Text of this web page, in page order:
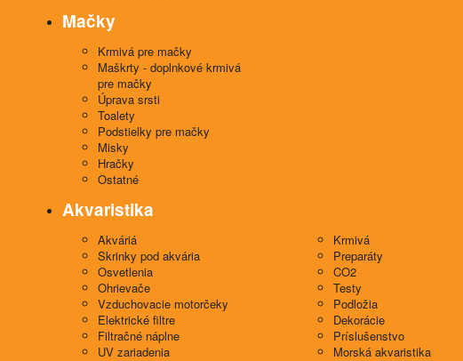
Mačky
Krmivá pre mačky
Maškrty - doplnkové krmivá
pre mačky
Úprava srsti
Toalety
Podstielky pre mačky
Misky
Hračky
Ostatné
Akvaristika
Akváriá
Skrinky pod akvária
Osvetlenia
Ohrievače
Vzduchovacie motorčeky
Elektrické filtre
Filtračné náplne
UV zariadenia
Krmivá
Preparáty
CO2
Testy
Podložia
Dekorácie
Príslušenstvo
Morská akvaristika